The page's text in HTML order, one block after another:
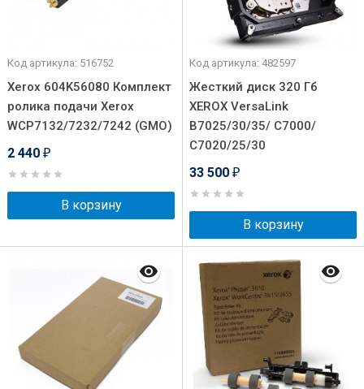
Код артикула: 516752
Xerox 604K56080 Комплект
ролика подачи Xerox
WCP7132/7232/7242 (GMO)
2 440 ₽
В корзину
Код артикула: 482597
Жесткий диск 320 Гб
XEROX VersaLink
B7025/30/35/ C7000/
C7020/25/30
33 500 ₽
В корзину